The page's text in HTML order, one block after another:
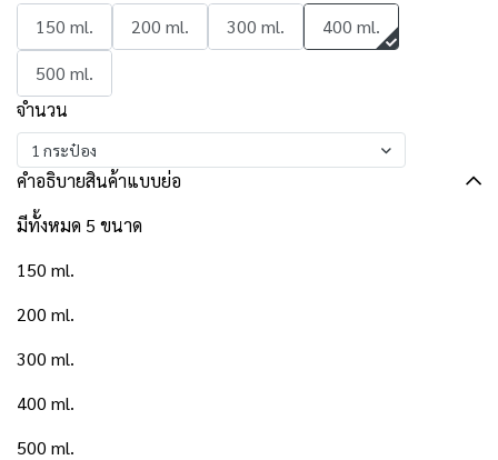
150 ml.
200 ml. 300 ml.
400 ml.
500 ml.
จำนวน
1 กระป๋อง
คำอธิบายสินค้าแบบย่อ
มีทั้งหมด 5 ขนาด
150 ml.
200 ml.
300 ml.
400 ml.
500 ml.